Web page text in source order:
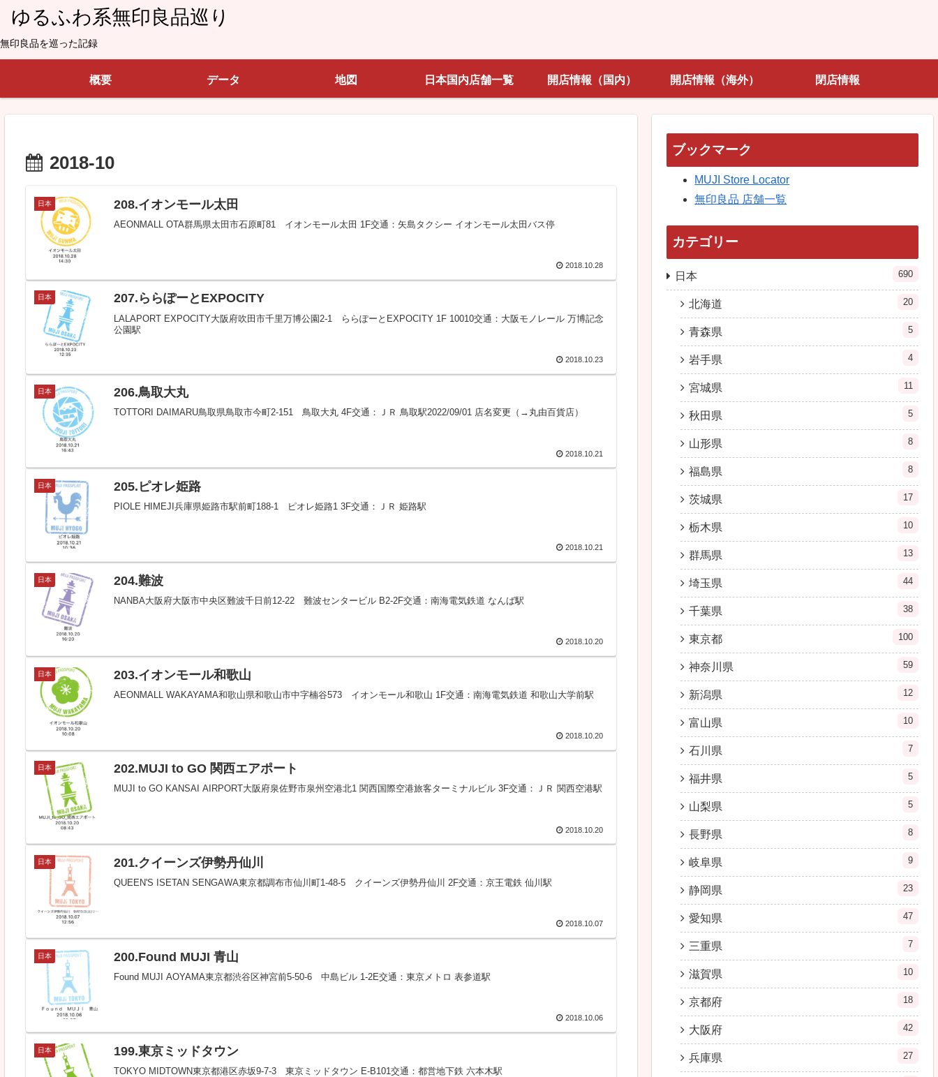
ゆるふわ系無印良品巡り
無印良品を巡った記録
概要 データ 地図 日本国内店舗一覧 開店情報（国内） 開店情報（海外） 閉店情報
2018-10
日本 208.イオンモール太田
AEONMALL OTA群馬県太田市石原町81 イオンモール太田 1F交通：矢島タクシー イオンモール太田バス停
2018.10.28
日本 207.ららぽーとEXPOCITY
LALAPORT EXPOCITY大阪府吹田市千里万博公園2-1 ららぽーとEXPOCITY 1F 10010交通：大阪モノレール 万博記念
公園駅
2018.10.23
日本 206.鳥取大丸
TOTTORI DAIMARU鳥取県鳥取市今町2-151 鳥取大丸 4F交通：ＪＲ 鳥取駅2022/09/01 店名変更（→丸由百貨店）
2018.10.21
日本 205.ピオレ姫路
PIOLE HIMEJI兵庫県姫路市駅前町188-1 ピオレ姫路1 3F交通：ＪＲ 姫路駅
2018.10.21
日本 204.難波
NANBA大阪府大阪市中央区難波千日前12-22 難波センタービル B2-2F交通：南海電気鉄道 なんば駅
2018.10.20
日本 203.イオンモール和歌山
AEONMALL WAKAYAMA和歌山県和歌山市中字楠谷573 イオンモール和歌山 1F交通：南海電気鉄道 和歌山大学前駅
2018.10.20
日本 202.MUJI to GO 関西エアポート
MUJI to GO KANSAI AIRPORT大阪府泉佐野市泉州空港北1 関西国際空港旅客ターミナルビル 3F交通：ＪＲ 関西空港駅
2018.10.20
日本 201.クイーンズ伊勢丹仙川
QUEEN'S ISETAN SENGAWA東京都調布市仙川町1-48-5 クイーンズ伊勢丹仙川 2F交通：京王電鉄 仙川駅
2018.10.07
日本 200.Found MUJI 青山
Found MUJI AOYAMA東京都渋谷区神宮前5-50-6 中島ビル 1-2E交通：東京メトロ 表参道駅
2018.10.06
日本 199.東京ミッドタウン
TOKYO MIDTOWN東京都港区赤坂9-7-3 東京ミッドタウン E-B101交通：都営地下鉄 六本木駅
ブックマーク
MUJI Store Locator
無印良品 店舗一覧
カテゴリー
日本 690
北海道 20
青森県 5
岩手県 4
宮城県 11
秋田県 5
山形県 8
福島県 8
茨城県 17
栃木県 10
群馬県 13
埼玉県 44
千葉県 38
東京都 100
神奈川県 59
新潟県 12
富山県 10
石川県 7
福井県 5
山梨県 5
長野県 8
岐阜県 9
静岡県 23
愛知県 47
三重県 7
滋賀県 10
京都府 18
大阪府 42
兵庫県 27